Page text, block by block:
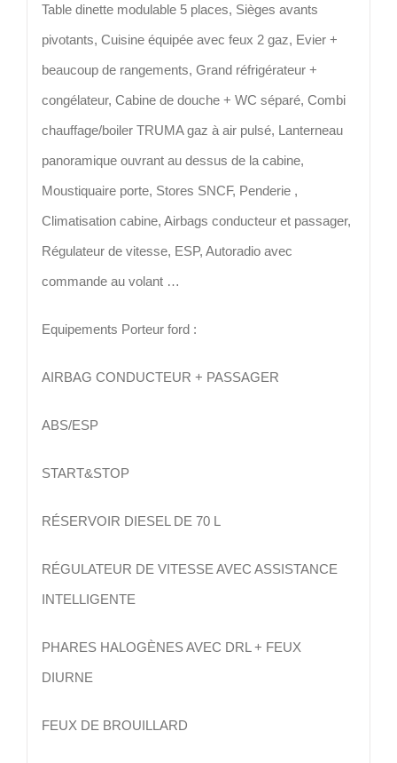
Table dinette modulable 5 places, Sièges avants
pivotants, Cuisine équipée avec feux 2 gaz, Evier +
beaucoup de rangements, Grand réfrigérateur +
congélateur, Cabine de douche + WC séparé, Combi
chauffage/boiler TRUMA gaz à air pulsé, Lanterneau
panoramique ouvrant au dessus de la cabine,
Moustiquaire porte, Stores SNCF, Penderie ,
Climatisation cabine, Airbags conducteur et passager,
Régulateur de vitesse, ESP, Autoradio avec
commande au volant …
Equipements Porteur ford :
AIRBAG CONDUCTEUR + PASSAGER
ABS/ESP
START&STOP
RÉSERVOIR DIESEL DE 70 L
RÉGULATEUR DE VITESSE AVEC ASSISTANCE
INTELLIGENTE
PHARES HALOGÈNES AVEC DRL + FEUX
DIURNE
FEUX DE BROUILLARD